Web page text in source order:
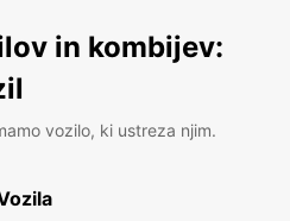
in kombijev:
vozilo, ki ustreza njim.